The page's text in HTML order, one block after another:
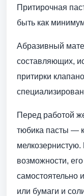
Притирочная
быть как
Абразивный
составляющих,
притирки
Перед работой
тюбика пасты —
мелкозернистую.
возможности,
самостоятельно
или бумаги и